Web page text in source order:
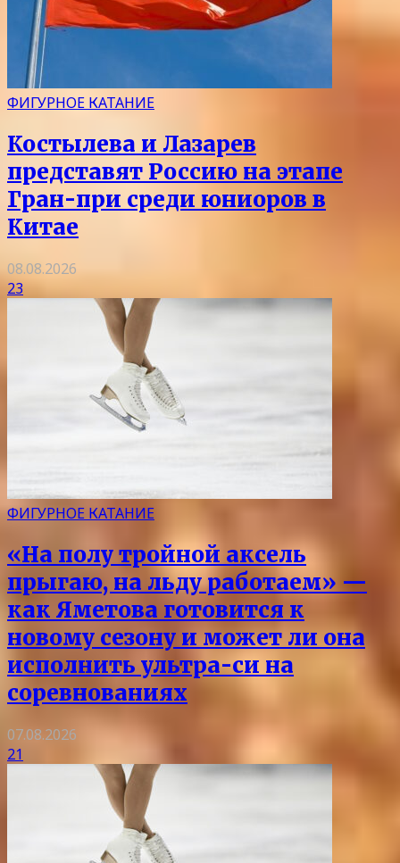
ФИГУРНОЕ КАТАНИЕ
Костылева и Лазарев
представят Россию на этапе
Гран-при среди юниоров в
Китае
08.08.2026
23
ФИГУРНОЕ КАТАНИЕ
«На полу тройной аксель
прыгаю, на льду работаем» —
как Яметова готовится к
новому сезону и может ли она
исполнить ультра-си на
соревнованиях
07.08.2026
21